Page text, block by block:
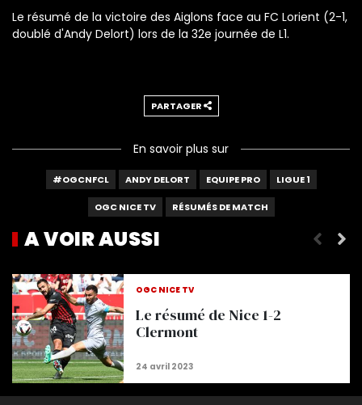
Le résumé de la victoire des Aiglons face au FC Lorient (2-1,
doublé d'Andy Delort) lors de la 32e journée de L1.
PARTAGER
En savoir plus sur
#OGCNFCL ANDY DELORT EQUIPE PRO LIGUE 1
OGC NICE TV RÉSUMÉS DE MATCH
A VOIR AUSSI
OGC NICE TV
Le résumé de Nice 1-2
Clermont
Le résumé de la victoire à Monaco !